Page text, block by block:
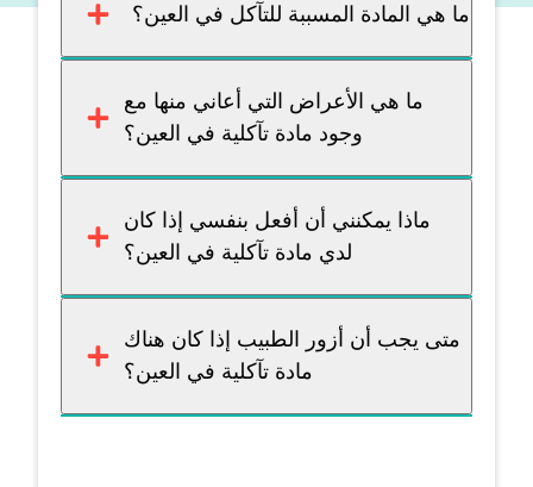
ما هي المادة المسببة للتآكل في العين؟
ما هي الأعراض التي أعاني منها مع
وجود مادة تآكلية في العين؟
ماذا يمكنني أن أفعل بنفسي إذا كان
لدي مادة تآكلية في العين؟
متى يجب أن أزور الطبيب إذا كان هناك
مادة تآكلية في العين؟